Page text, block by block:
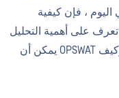
، فإن كيفية
تعرف على أهمية التحليل
الجنائي الرقمي وتحليل أمان الشبكات ، وكيف OPSWAT يمكن أن